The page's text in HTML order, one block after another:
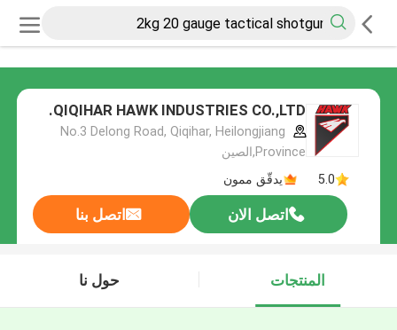
QIQIHAR HAWK INDUSTRIES CO.,LTD.
No.3 Delong Road, Qiqihar, Heilongjiang
Province,الصين
5.0
يدقّق ممون
اتصل الان اتصل بنا
المنتجات حول نا